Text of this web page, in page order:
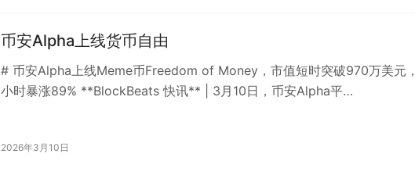
币安Alpha上线货币自由
# 币安Alpha上线Meme币Freedom of Money，市值短时突破970万美元
小时暴涨89% **BlockBeats 快讯** | 3月10日，币安Alpha平…
2026年3月10日